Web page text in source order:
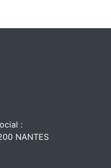
:
NANTES